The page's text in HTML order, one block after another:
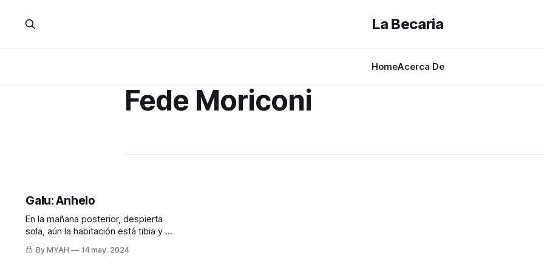
La Becaria
HomeAcerca De
Fede Moriconi
Galu: Anhelo
En la mañana posterior, despierta
sola, aún la habitación está tibia y el
olor le recuerda a él. Se sienta en la
cama, el cabello desordenado
By MYAH 14 may. 2024